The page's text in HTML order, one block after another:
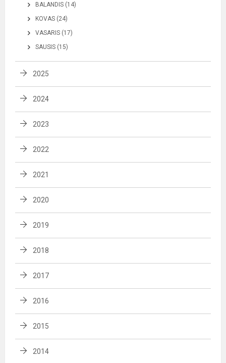
BALANDIS (14)
KOVAS (24)
VASARIS (17)
SAUSIS (15)
2025
2024
2023
2022
2021
2020
2019
2018
2017
2016
2015
2014